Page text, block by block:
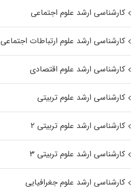
کارشناسی ارشد علوم اجتماعی
کارشناسی ارشد علوم ارتباطات اجتماعی
کارشناسی ارشد علوم اقتصادی
کارشناسی ارشد علوم تربیتی
کارشناسی ارشد علوم تربیتی ۲
کارشناسی ارشد علوم تربیتی ۳
کارشناسی ارشد علوم جغرافیایی